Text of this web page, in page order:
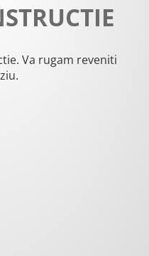
Va rugam reveniti